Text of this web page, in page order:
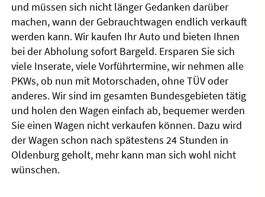
und müssen sich nicht länger Gedanken darüber
machen, wann der Gebrauchtwagen endlich verkauft
werden kann. Wir kaufen Ihr Auto und bieten Ihnen
bei der Abholung sofort Bargeld. Ersparen Sie sich
viele Inserate, viele Vorführtermine, wir nehmen alle
PKWs, ob nun mit Motorschaden, ohne TÜV oder
anderes. Wir sind im gesamten Bundesgebieten tätig
und holen den Wagen einfach ab, bequemer werden
Sie einen Wagen nicht verkaufen können. Dazu wird
der Wagen schon nach spätestens 24 Stunden in
Oldenburg geholt, mehr kann man sich wohl nicht
wünschen.